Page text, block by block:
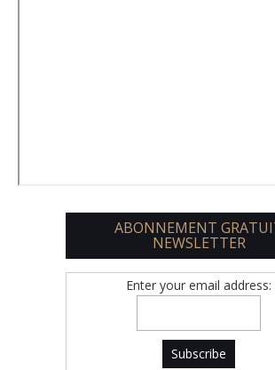
ABONNEMENT
NEWSLETTER
Enter your email address: